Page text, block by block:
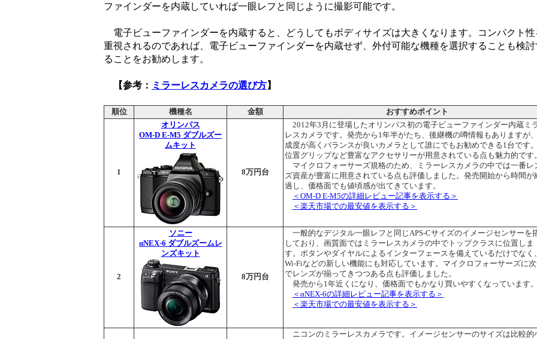
ファインダーを内蔵していれば一眼レフと同じように撮影可能です。
電子ビューファインダーを内蔵すると、どうしてもボディサイズは大きくなります。コンパクト性
重視されるのであれば、電子ビューファインダーを内蔵せず、外付可能な機種を選択することも検討
ることをお勧めします。
【参考： ミラーレスカメラの選び方】
順位 機種名 金額 おすすめポイント
1
オリンパス
OM-D E-M5 ダブルズー
ムキット
8万円台
2012年3月に登場したオリンパス初の電子ビューファインダー内蔵ミ
レスカメラです。発売から1年半がたち、後継機の噂情報もありますが
成度が高くバランスが良いカメラとして誰にでもお勧めできる1台です
位置グリップなど豊富なアクセサリーが用意されている点も魅力的です。
マイクロフォーサーズ規格のため、ミラーレスカメラの中では一番レ
ズ資産が豊富に用意されている点も評価しました。発売開始から時間が
過し、価格面でも値頃感が出てきています。
＜OM-D E-M5の詳細レビュー記事を表示する＞
＜楽天市場での最安値を表示する＞
2
ソニー
αNEX-6 ダブルズームレ
ンズキット
8万円台
一般的なデジタル一眼レフと同じAPS-Cサイズのイメージセンサーを
しており、画質面ではミラーレスカメラの中でトップクラスに位置しま
す。ボタンやダイヤルによるインターフェースを備えているだけでなく、
Wi-Fiなどの新しい機能にも対応しています。マイクロフォーサーズに
でレンズが揃ってきつつある点も評価しました。
発売から1年近くになり、価格面でもかなり買いやすくなっています。
＜αNEX-6の詳細レビュー記事を表示する＞
＜楽天市場での最安値を表示する＞
ニコンのミラーレスカメラです。イメージセンサーのサイズは比較的